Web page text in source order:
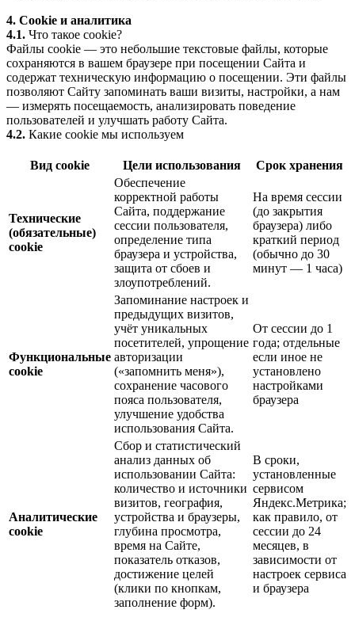
4. Cookie и аналитика
4.1. Что такое cookie?
Файлы cookie — это небольшие текстовые файлы, которые
сохраняются в вашем браузере при посещении Сайта и
содержат техническую информацию о посещении. Эти файлы
позволяют Сайту запоминать ваши визиты, настройки, а нам
— измерять посещаемость, анализировать поведение
пользователей и улучшать работу Сайта.
4.2. Какие cookie мы используем
Вид cookie Цели использования Срок хранения
Технические
(обязательные)
cookie
Обеспечение
корректной работы
Сайта, поддержание
сессии пользователя,
определение типа
браузера и устройства,
защита от сбоев и
злоупотреблений.
На время сессии
(до закрытия
браузера) либо
краткий период
(обычно до 30
минут — 1 часа)
Функциональные
cookie
Запоминание настроек и
предыдущих визитов,
учёт уникальных
посетителей, упрощение
авторизации
(«запомнить меня»),
сохранение часового
пояса пользователя,
улучшение удобства
использования Сайта.
От сессии до 1
года; отдельные
если иное не
установлено
настройками
браузера
Аналитические
cookie
Сбор и статистический
анализ данных об
использовании Сайта:
количество и источники
визитов, география,
устройства и браузеры,
глубина просмотра,
время на Сайте,
показатель отказов,
достижение целей
(клики по кнопкам,
заполнение форм).
В сроки,
установленные
сервисом
Яндекс.Метрика;
как правило, от
сессии до 24
месяцев, в
зависимости от
настроек сервиса
и браузера